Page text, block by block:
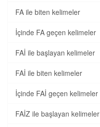
FA ile biten kelimeler
İçinde FA geçen kelimeler
FAİ ile başlayan kelimeler
FAİ ile biten kelimeler
İçinde FAİ geçen kelimeler
FAİZ ile başlayan kelimeler